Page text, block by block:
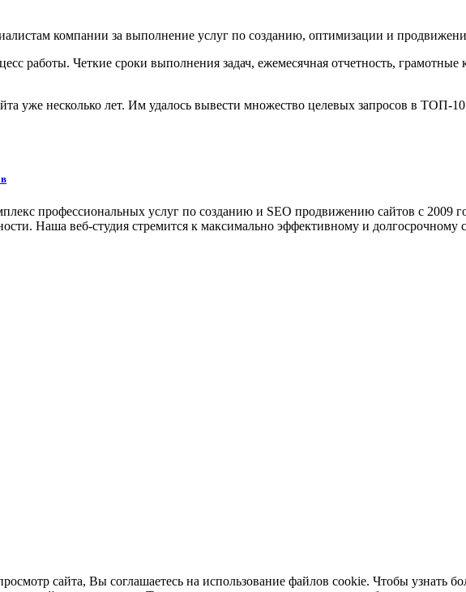
компании за выполнение услуг по созданию, оптимизации и
работы. Четкие сроки выполнения задач, ежемесячная отчетность, грамотные
уже несколько лет. Им удалось вывести множество целевых запросов в ТОП-
профессиональных услуг по созданию и SEO продвижению сайтов с 2009
Наша веб-студия стремится к максимально эффективному и долгосрочному
сайта, Вы соглашаетесь на использование файлов cookie. Чтобы узнать